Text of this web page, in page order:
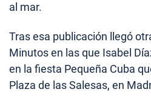
al mar.
Tras esa publicación llegó
Minutos en las que Isabel
en la fiesta Pequeña Cuba
Plaza de las Salesas, en